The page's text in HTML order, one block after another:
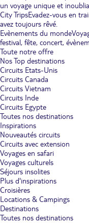
un voyage unique et
City TripsEvadez-vous en
avez toujours rêvé.
Evènements du monde
festival, fête, concert,
Toute notre offre
Nos Top destinations
Circuits Etats-Unis
Circuits Canada
Circuits Vietnam
Circuits Inde
Circuits Egypte
Toutes nos destinations
Inspirations
Nouveautés circuits
Circuits avec extension
Voyages en safari
Voyages culturels
Séjours insolites
Plus d'inspirations
Croisières
Locations & Campings
Destinations
Toutes nos destinations